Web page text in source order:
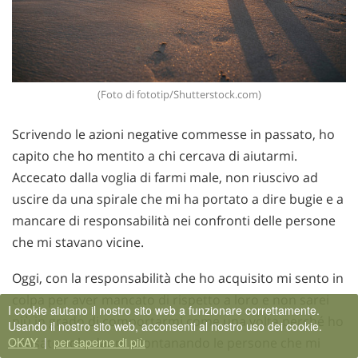
(Foto di fototip/Shutterstock.com)
Scrivendo le azioni negative commesse in passato, ho
capito che ho mentito a chi cercava di aiutarmi.
Accecato dalla voglia di farmi male, non riuscivo ad
uscire da una spirale che mi ha portato a dire bugie e a
mancare di responsabilità nei confronti delle persone
che mi stavano vicine.
Oggi, con la responsabilità che ho acquisito mi sento in
colpa per aver mancato di rispetto a loro e non sarei
più in grado di comportarmi come una volta perché ho
causato solo danni allontanando le persone che mi
I cookie aiutano il nostro sito web a funzionare correttamente.
Usando il nostro sito web, acconsenti al nostro uso dei cookie.
OKAY | per saperne di più